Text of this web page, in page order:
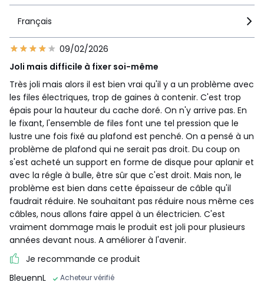
Français
09/02/2026
Joli mais difficile à fixer soi-même
Très joli mais alors il est bien vrai qu'il y a un problème avec
les files électriques, trop de gaines à contenir. C'est trop
épais pour la hauteur du cache doré. On n'y arrive pas. En
le fixant, l'ensemble de files font une tel pression que le
lustre une fois fixé au plafond est penché. On a pensé à un
problème de plafond qui ne serait pas droit. Du coup on
s'est acheté un support en forme de disque pour aplanir et
avec la régle à bulle, être sûr que c'est droit. Mais non, le
problème est bien dans cette épaisseur de câble qu'il
faudrait réduire. Ne souhaitant pas réduire nous même ces
câbles, nous allons faire appel à un électricien. C'est
vraiment dommage mais le produit est joli pour plusieurs
années devant nous. A améliorer à l'avenir.
Je recommande ce produit
BleuennL
Acheteur vérifié